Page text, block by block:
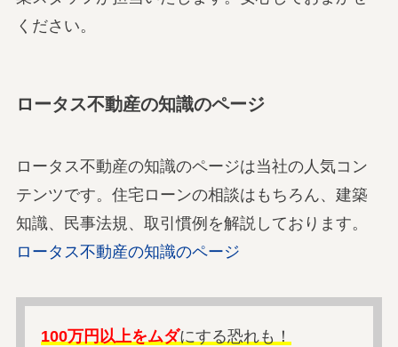
ください。
ロータス不動産の知識のページ
ロータス不動産の知識のページは当社の人気コン
テンツです。住宅ローンの相談はもちろん、建築
知識、民事法規、取引慣例を解説しております。
ロータス不動産の知識のページ
100万円以上をムダにする恐れも！